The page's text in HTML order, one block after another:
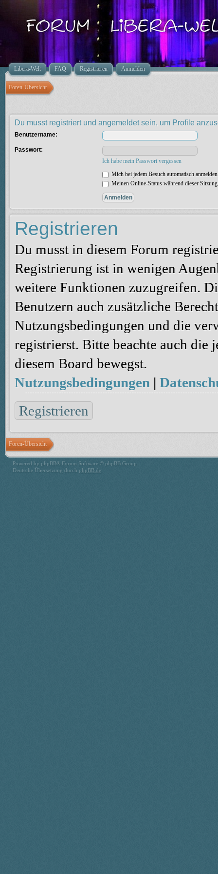
Libera-Welt FAQ Registrieren Anmelden
Foren-Übersicht
Du musst registriert und angemeldet sein, um Profile
Benutzername:
Passwort:
Ich habe mein Passwort vergessen
Mich bei jedem Besuch automatisch anmelden
Meinen Online-Status während dieser
Registrieren
Du musst in diesem Forum
Registrierung ist in wenigen
weitere Funktionen zuzugreifen.
Benutzern auch zusätzliche
Nutzungsbedingungen und die
registrierst. Bitte beachte auch
diesem Board bewegst.
Nutzungsbedingungen |
Registrieren
Foren-Übersicht
Powered by phpBB® Forum Software © phpBB Group
Deutsche Übersetzung durch phpBB.de